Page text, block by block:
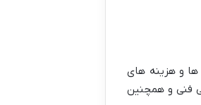
و هزینه های
علمی فنی و همچنین